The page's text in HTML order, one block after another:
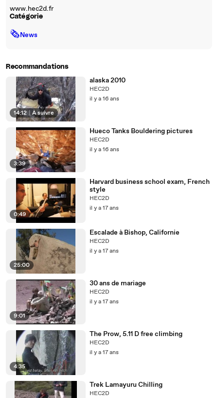
www.hec2d.fr
Catégorie
🗞News
Recommandations
14:12 | À suivre
alaska 2010
HEC2D
il y a 16 ans
3:39
Hueco Tanks Bouldering pictures
HEC2D
il y a 16 ans
0:49
Harvard business school exam, French
style
HEC2D
il y a 17 ans
25:00
Escalade à Bishop, Californie
HEC2D
il y a 17 ans
9:01
30 ans de mariage
HEC2D
il y a 17 ans
4:35
The Prow, 5.11 D free climbing
HEC2D
il y a 17 ans
Trek Lamayuru Chilling
HEC2D